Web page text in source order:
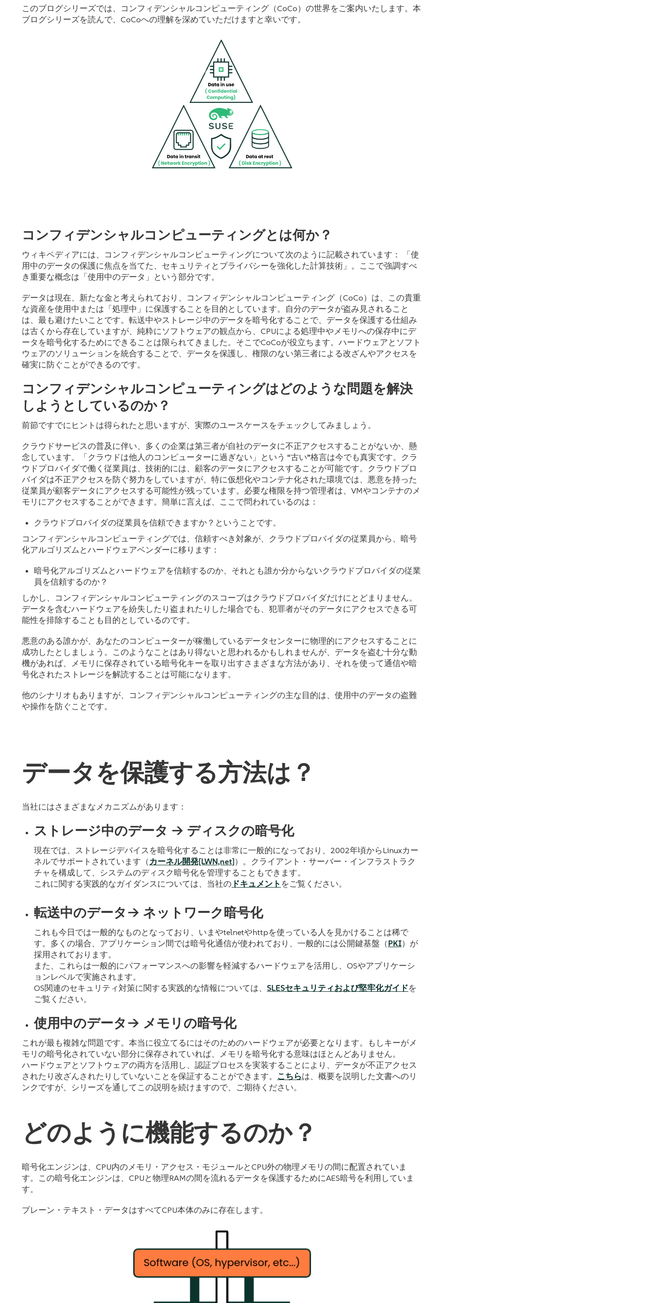
このブログシリーズでは、コンフィデンシャルコンピューティング（CoCo）の世界をご案内いたします。本
ブログシリーズを読んで、CoCoへの理解を深めていただけますと幸いです。
コンフィデンシャルコンピューティングとは何か？
ウィキペディアには、コンフィデンシャルコンピューティングについて次のように記載されています： 「使
用中のデータの保護に焦点を当てた、セキュリティとプライバシーを強化した計算技術」。ここで強調すべ
き重要な概念は「使用中のデータ」という部分です。
データは現在、新たな金と考えられており、コンフィデンシャルコンピューティング（CoCo）は、この貴重
な資産を使用中または「処理中」に保護することを目的としています。自分のデータが盗み見されること
は、最も避けたいことです。転送中やストレージ中のデータを暗号化することで、データを保護する仕組み
は古くから存在していますが、純粋にソフトウェアの観点から、CPUによる処理中やメモリへの保存中にデ
ータを暗号化するためにできることは限られてきました。そこでCoCoが役立ちます。ハードウェアとソフト
ウェアのソリューションを統合することで、データを保護し、権限のない第三者による改ざんやアクセスを
確実に防ぐことができるのです。
コンフィデンシャルコンピューティングはどのような問題を解決
しようとしているのか？
前節ですでにヒントは得られたと思いますが、実際のユースケースをチェックしてみましょう。
クラウドサービスの普及に伴い、多くの企業は第三者が自社のデータに不正アクセスすることがないか、懸
念しています。「クラウドは他人のコンピューターに過ぎない」という “古い”格言は今でも真実です。クラ
ウドプロバイダで働く従業員は、技術的には、顧客のデータにアクセスすることが可能です。クラウドプロ
バイダは不正アクセスを防ぐ努力をしていますが、特に仮想化やコンテナ化された環境では、悪意を持った
従業員が顧客データにアクセスする可能性が残っています。必要な権限を持つ管理者は、VMやコンテナのメ
モリにアクセスすることができます。簡単に言えば、ここで問われているのは：
クラウドプロバイダの従業員を信頼できますか？ということです。
コンフィデンシャルコンピューティングでは、信頼すべき対象が、クラウドプロバイダの従業員から、暗号
化アルゴリズムとハードウェアベンダーに移ります：
暗号化アルゴリズムとハードウェアを信頼するのか、それとも誰か分からないクラウドプロバイダの従業
員を信頼するのか？
しかし、コンフィデンシャルコンピューティングのスコープはクラウドプロバイダだけにとどまりません。
データを含むハードウェアを紛失したり盗まれたりした場合でも、犯罪者がそのデータにアクセスできる可
能性を排除することも目的としているのです。
悪意のある誰かが、あなたのコンピューターが稼働しているデータセンターに物理的にアクセスすることに
成功したとしましょう。このようなことはあり得ないと思われるかもしれませんが、データを盗む十分な動
機があれば、メモリに保存されている暗号化キーを取り出すさまざまな方法があり、それを使って通信や暗
号化されたストレージを解読することは可能になります。
他のシナリオもありますが、コンフィデンシャルコンピューティングの主な目的は、使用中のデータの盗難
や操作を防ぐことです。
データを保護する方法は？
当社にはさまざまなメカニズムがあります：
ストレージ中のデータ -> ディスクの暗号化
現在では、ストレージデバイスを暗号化することは非常に一般的になっており、2002年頃からLinuxカー
ネルでサポートされています（カーネル開発[LWN,net]）。クライアント・サーバー・インフラストラク
チャを構成して、システムのディスク暗号化を管理することもできます。
これに関する実践的なガイダンスについては、当社の ドキュメント をご覧ください。
転送中のデータ-> ネットワーク暗号化
これも今日では一般的なものとなっており、いまやtelnetやhttpを使っている人を見かけることは稀で
す。多くの場合、アプリケーション間では暗号化通信が使われており、一般的には公開鍵基盤（PKI）が
採用されております。
また、これらは一般的にパフォーマンスへの影響を軽減するハードウェアを活用し、OSやアプリケーシ
ョンレベルで実施されます。
OS関連のセキュリティ対策に関する実践的な情報については、 SLESセキュリティおよび堅牢化ガイドを
ご覧ください。
使用中のデータ-> メモリの暗号化
これが最も複雑な問題です。本当に役立てるにはそのためのハードウェアが必要となります。もしキーがメ
モリの暗号化されていない部分に保存されていれば、メモリを暗号化する意味はほとんどありません。
ハードウェアとソフトウェアの両方を活用し、認証プロセスを実装することにより、データが不正アクセス
されたり改ざんされたりしていないことを保証することができます。 こちらは、概要を説明した文書へのリ
ンクですが、シリーズを通してこの説明を続けますので、ご期待ください。
どのように機能するのか？
暗号化エンジンは、CPU内のメモリ・アクセス・モジュールとCPU外の物理メモリの間に配置されていま
す。この暗号化エンジンは、CPUと物理RAMの間を流れるデータを保護するためにAES暗号を利用していま
す。
プレーン・テキスト・データはすべてCPU本体のみに存在します。